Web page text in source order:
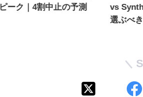
ピーク｜4割中止の予測
vs
選ぶべ